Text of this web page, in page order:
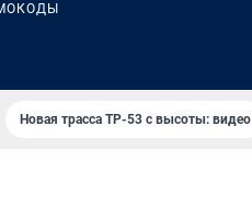
Новая трасса ТР-53 с высоты: видео